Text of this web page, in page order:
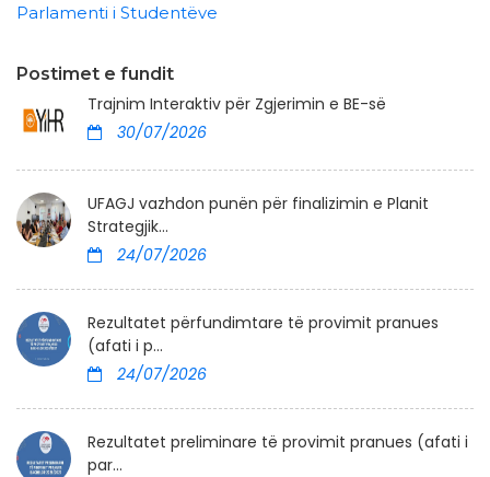
Parlamenti i Studentëve
Postimet e fundit
Trajnim Interaktiv për Zgjerimin e BE-së
30/07/2026
UFAGJ vazhdon punën për finalizimin e Planit
Strategjik...
24/07/2026
Rezultatet përfundimtare të provimit pranues
(afati i p...
24/07/2026
Rezultatet preliminare të provimit pranues (afati i
par...